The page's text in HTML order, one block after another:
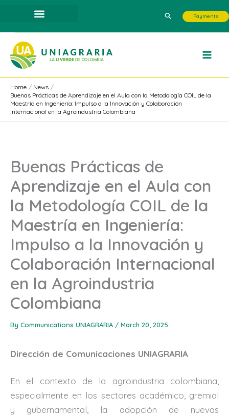
content
Search Payments
Home
News
Buenas Prácticas de Aprendizaje en el Aula con la Metodología COIL de la
Maestría en Ingeniería: Impulso a la Innovación y Colaboración
Internacional en la Agroindustria Colombiana
Buenas Prácticas de
Aprendizaje en el Aula con
la Metodología COIL de la
Maestría en Ingeniería:
Impulso a la Innovación y
Colaboración Internacional
en la Agroindustria
Colombiana
By Communications UNIAGRARIA / March 20, 2025
Dirección de Comunicaciones UNIAGRARIA
En el contexto de la agroindustria colombiana,
especialmente en los sectores académico, gremial
y gubernamental, la adopción de nuevas